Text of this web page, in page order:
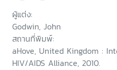
ผู้แต่ง:
Godwin, John
สถานที่พิมพ์:
aHove, United Kingdom :
HIV/AIDS Alliance, 2010.